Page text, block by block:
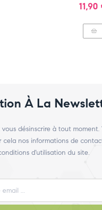
Prix
11,90
À La
vous désinscrire à tout moment.
cela nos informations de
d'utilisation du site.